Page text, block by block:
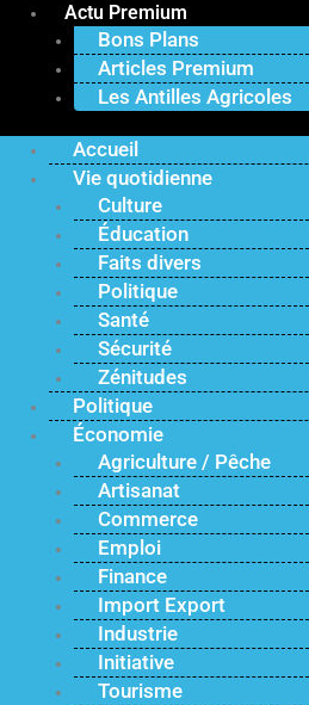
Actu Premium
Bons Plans
Articles Premium
Les Antilles Agricoles
Accueil
Vie quotidienne
Culture
Éducation
Faits divers
Politique
Santé
Sécurité
Zénitudes
Politique
Économie
Agriculture / Pêche
Artisanat
Commerce
Emploi
Finance
Import Export
Industrie
Initiative
Tourisme